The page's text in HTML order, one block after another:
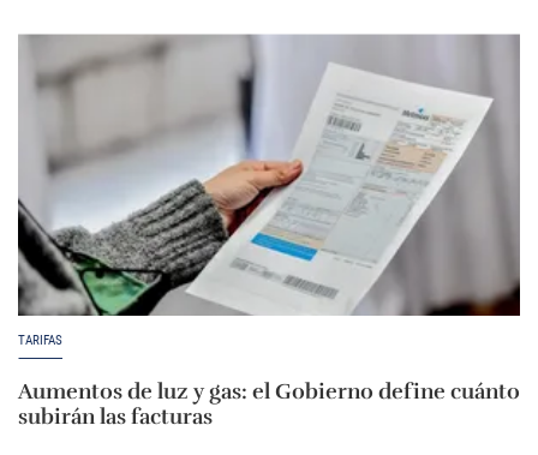
TARIFAS
Aumentos de luz y gas: el Gobierno define cuánto
subirán las facturas